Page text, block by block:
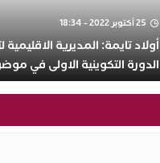
25 أكتوبر 2022 - 18:34
الدورة التكوينية الاولى في
التكوين ثانوية الحسن الثاني